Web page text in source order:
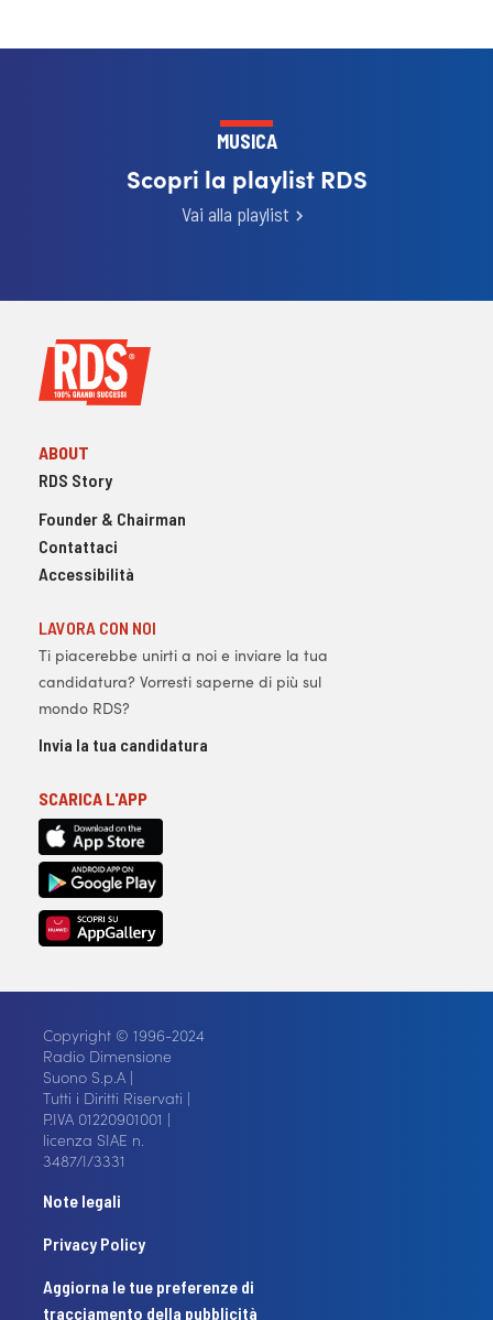
MUSICA
Scopri la playlist RDS
Vai alla playlist
ABOUT
RDS Story
Founder & Chairman
Contattaci
Accessibilità
LAVORA CON NOI
Ti piacerebbe unirti a noi e inviare la tua
candidatura? Vorresti saperne di più sul
mondo RDS?
Invia la tua candidatura
SCARICA L'APP
Copyright © 1996-2024
Radio Dimensione
Suono S.p.A |
Tutti i Diritti Riservati |
P.IVA 01220901001 |
licenza SIAE n.
3487/I/3331
Note legali
Privacy Policy
Aggiorna le tue preferenze di
tracciamento della pubblicità